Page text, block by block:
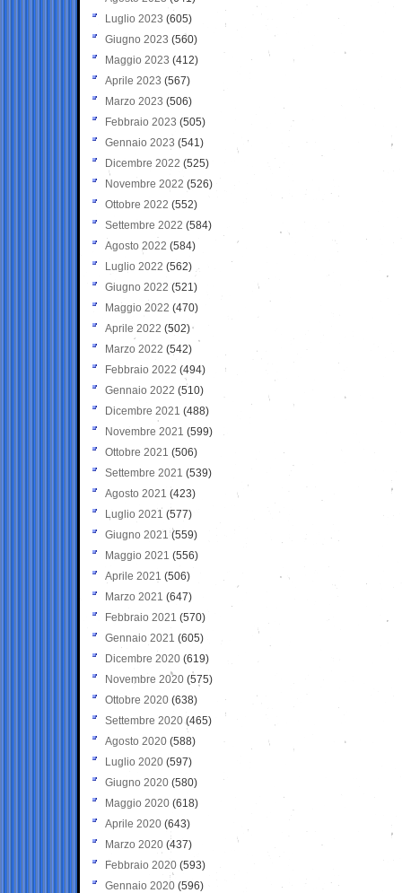
Luglio 2023 (605)
Giugno 2023 (560)
Maggio 2023 (412)
Aprile 2023 (567)
Marzo 2023 (506)
Febbraio 2023 (505)
Gennaio 2023 (541)
Dicembre 2022 (525)
Novembre 2022 (526)
Ottobre 2022 (552)
Settembre 2022 (584)
Agosto 2022 (584)
Luglio 2022 (562)
Giugno 2022 (521)
Maggio 2022 (470)
Aprile 2022 (502)
Marzo 2022 (542)
Febbraio 2022 (494)
Gennaio 2022 (510)
Dicembre 2021 (488)
Novembre 2021 (599)
Ottobre 2021 (506)
Settembre 2021 (539)
Agosto 2021 (423)
Luglio 2021 (577)
Giugno 2021(559)
Maggio 2021 (556)
Aprile 2021 (506)
Marzo 2021 (647)
Febbraio 2021 (570)
Gennaio 2021 (605)
Dicembre 2020 (619)
Novembre 2020 (575)
Ottobre 2020 (638)
Settembre 2020(465)
Agosto 2020 (588)
Luglio 2020 (597)
Giugno 2020 (580)
Maggio 2020 (618)
Aprile 2020 (643)
Marzo 2020 (437)
Febbraio 2020 (593)
Gennaio 2020 (596)